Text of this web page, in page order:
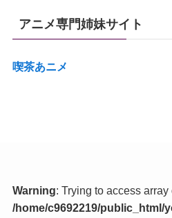
アニメ専門姉妹サイト
喫茶あニメ
Warning: Trying to access
/home/c9692219/public_html/